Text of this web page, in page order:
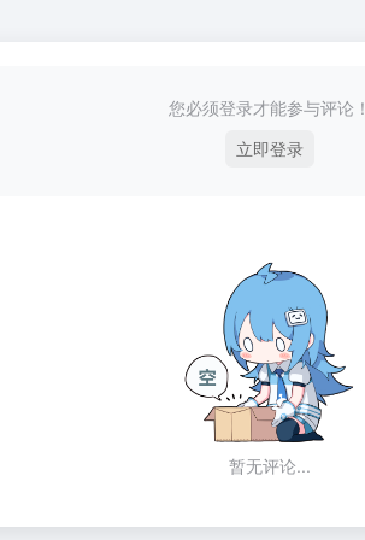
您必须登录才能参与评论！
立即登录
暂无评论...